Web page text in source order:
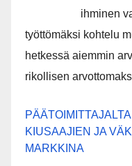
ihminen
työttömäksi kohtelu
hetkessä aiemmin
rikollisen
KIUSAAJIEN JA
MARKKINA